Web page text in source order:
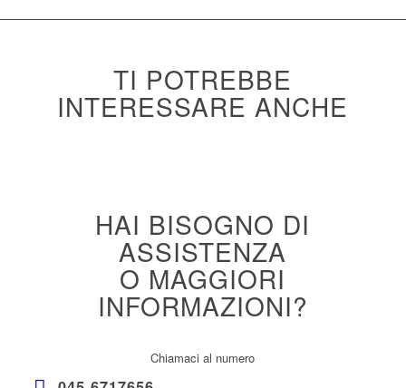
TI POTREBBE
INTERESSARE ANCHE
HAI BISOGNO DI
ASSISTENZA
O MAGGIORI
INFORMAZIONI?
Chiamaci al numero